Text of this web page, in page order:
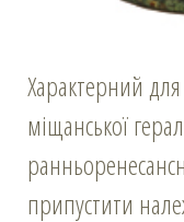
Характерний для
міщанської
припустити